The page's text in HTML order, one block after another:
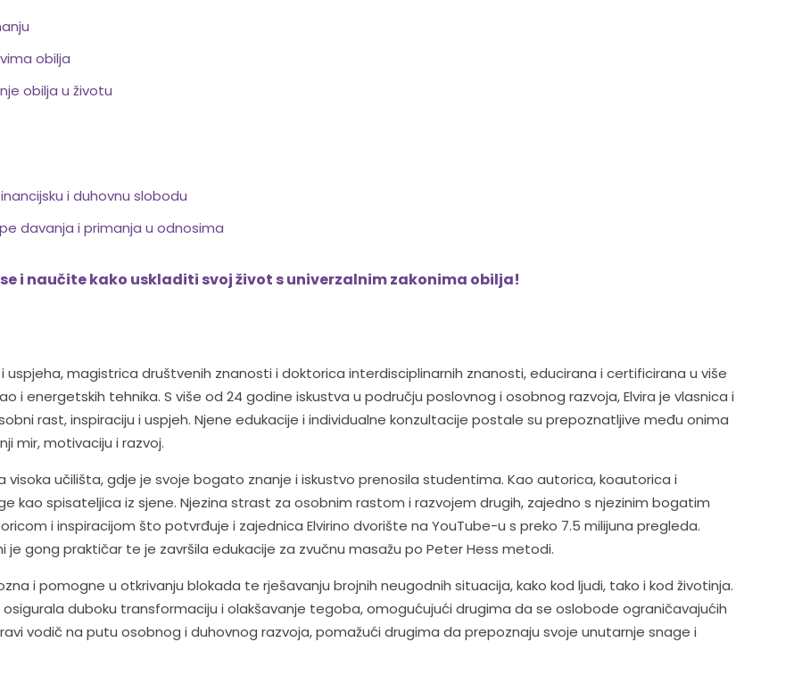
obilja
obilja u životu
i duhovnu slobodu
davanja i primanja u odnosima
i naučite kako uskladiti svoj život s univerzalnim zakonima obilja!
uspjeha, magistrica društvenih znanosti i doktorica interdisciplinarnih znanosti, educirana i certificirana u više
i energetskih tehnika. S više od 24 godine iskustva u području poslovnog i osobnog razvoja, Elvira je vlasnica i
rast, inspiraciju i uspjeh. Njene edukacije i individualne konzultacije postale su prepoznatljive među onima
mir, motivaciju i razvoj.
visoka učilišta, gdje je svoje bogato znanje i iskustvo prenosila studentima. Kao autorica, koautorica i
kao spisateljica iz sjene. Njezina strast za osobnim rastom i razvojem drugih, zajedno s njezinim bogatim
i inspiracijom što potvrđuje i zajednica Elvirino dvorište na YouTube-u s preko 7.5 milijuna pregleda.
je gong praktičar te je završila edukacije za zvučnu masažu po Peter Hess metodi.
i pomogne u otkrivanju blokada te rješavanju brojnih neugodnih situacija, kako kod ljudi, tako i kod životinja.
osigurala duboku transformaciju i olakšavanje tegoba, omogućujući drugima da se oslobode ograničavajućih
vodič na putu osobnog i duhovnog razvoja, pomažući drugima da prepoznaju svoje unutarnje snage i